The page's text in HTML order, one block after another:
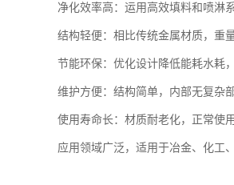
净化效率高：运用高效填料和喷淋
结构轻便：相比传统金属材质，重
节能环保：优化设计降低能耗水耗
维护方便：结构简单，内部无复杂
使用寿命长：材质耐老化，正常使
应用领域广泛，适用于冶金、化工